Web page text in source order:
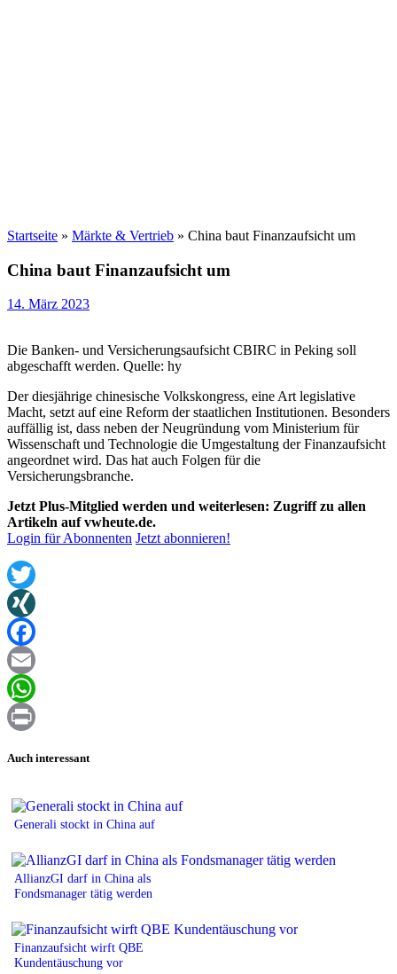
Startseite » Märkte & Vertrieb » China baut Finanzaufsicht um
China baut Finanzaufsicht um
14. März 2023
Die Banken- und Versicherungsaufsicht CBIRC in Peking soll
abgeschafft werden. Quelle: hy
Der diesjährige chinesische Volkskongress, eine Art legislative
Macht, setzt auf eine Reform der staatlichen Institutionen. Besonders
auffällig ist, dass neben der Neugründung vom Ministerium für
Wissenschaft und Technologie die Umgestaltung der Finanzaufsicht
angeordnet wird. Das hat auch Folgen für die
Versicherungsbranche.
Jetzt Plus-Mitglied werden und weiterlesen: Zugriff zu allen
Artikeln auf vwheute.de.
Login für Abonnenten Jetzt abonnieren!
Twitter
XING
Facebook
Email
WhatsApp
Auch interessant
Generali stockt in China auf
AllianzGI darf in China als
Fondsmanager tätig werden
Finanzaufsicht wirft QBE
Kundentäuschung vor